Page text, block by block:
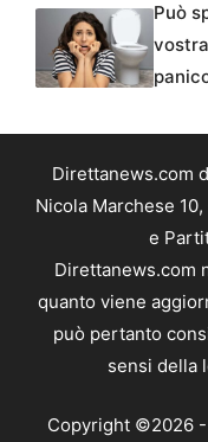
Può
Direttanews.com
Nicola Marchese
e
Direttanews.com
quanto viene
può pertanto
sensi della
Copyright ©2026